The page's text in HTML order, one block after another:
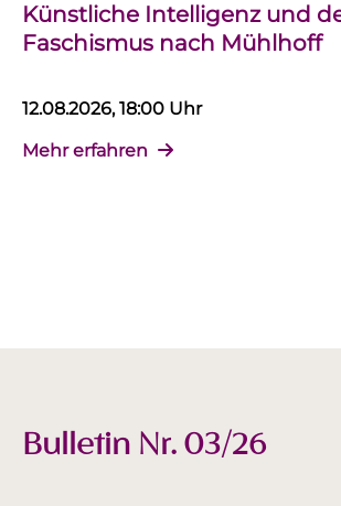
Künstliche Intelligenz und
Faschismus nach Mühlhoff
12.08.2026, 18:00 Uhr
Mehr erfahren
Bulletin Nr. 03/26